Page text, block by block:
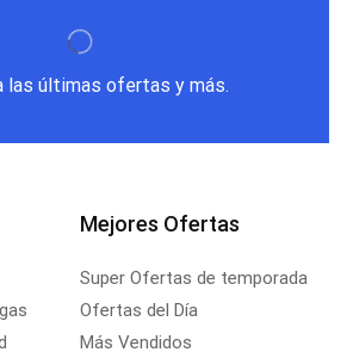
las últimas ofertas y más.
Mejores Ofertas
Super Ofertas de temporada
Ofertas del Día
Más Vendidos